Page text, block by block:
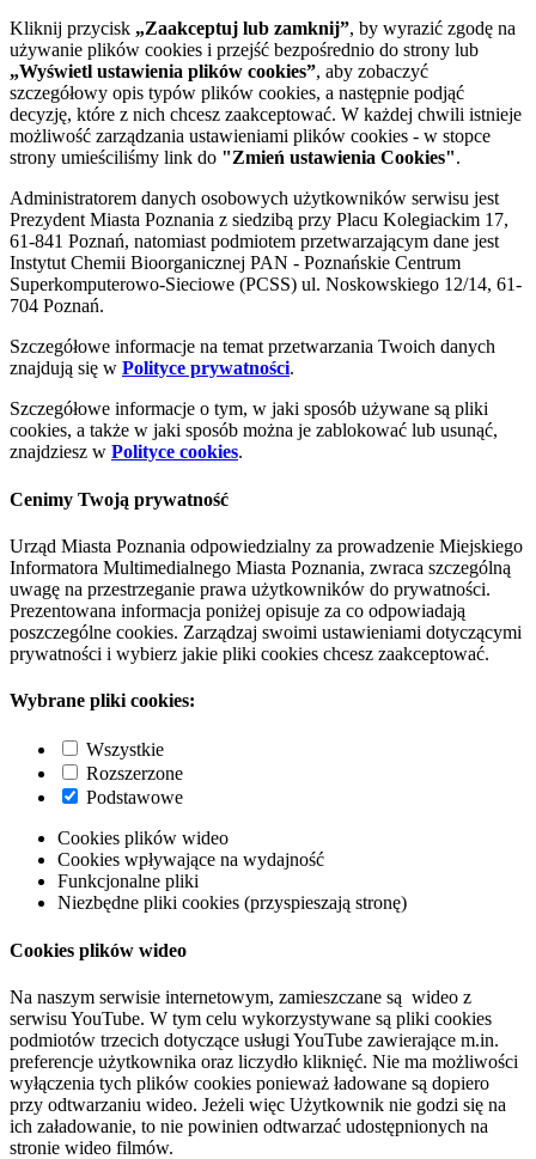
Kliknij przycisk „Zaakceptuj lub zamknij”, by wyrazić zgodę na
używanie plików cookies i przejść bezpośrednio do strony lub
„Wyświetl ustawienia plików cookies”, aby zobaczyć
szczegółowy opis typów plików cookies, a następnie podjąć
decyzję, które z nich chcesz zaakceptować. W każdej chwili istnieje
możliwość zarządzania ustawieniami plików cookies - w stopce
strony umieściliśmy link do "Zmień ustawienia Cookies".
Administratorem danych osobowych użytkowników serwisu jest
Prezydent Miasta Poznania z siedzibą przy Placu Kolegiackim 17,
61-841 Poznań, natomiast podmiotem przetwarzającym dane jest
Instytut Chemii Bioorganicznej PAN - Poznańskie Centrum
Superkomputerowo-Sieciowe (PCSS) ul. Noskowskiego 12/14, 61-
704 Poznań.
Szczegółowe informacje na temat przetwarzania Twoich danych
znajdują się w Polityce prywatności.
Szczegółowe informacje o tym, w jaki sposób używane są pliki
cookies, a także w jaki sposób można je zablokować lub usunąć,
znajdziesz w Polityce cookies.
Cenimy Twoją prywatność
Urząd Miasta Poznania odpowiedzialny za prowadzenie Miejskiego
Informatora Multimedialnego Miasta Poznania, zwraca szczególną
uwagę na przestrzeganie prawa użytkowników do prywatności.
Prezentowana informacja poniżej opisuje za co odpowiadają
poszczególne cookies. Zarządzaj swoimi ustawieniami dotyczącymi
prywatności i wybierz jakie pliki cookies chcesz zaakceptować.
Wybrane pliki cookies:
Wszystkie
Rozszerzone
Podstawowe
Cookies plików wideo
Cookies wpływające na wydajność
Funkcjonalne pliki
Niezbędne pliki cookies (przyspieszają stronę)
Cookies plików wideo
Na naszym serwisie internetowym, zamieszczane są wideo z
serwisu YouTube. W tym celu wykorzystywane są pliki cookies
podmiotów trzecich dotyczące usługi YouTube zawierające m.in.
preferencje użytkownika oraz liczydło kliknięć. Nie ma możliwości
wyłączenia tych plików cookies ponieważ ładowane są dopiero
przy odtwarzaniu wideo. Jeżeli więc Użytkownik nie godzi się na
ich załadowanie, to nie powinien odtwarzać udostępnionych na
stronie wideo filmów.